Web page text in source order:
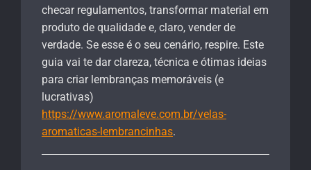
checar regulamentos, transformar material em
produto de qualidade e, claro, vender de
verdade. Se esse é o seu cenário, respire. Este
guia vai te dar clareza, técnica e ótimas ideias
para criar lembranças memoráveis (e
lucrativas)
https://www.aromaleve.com.br/velas-
aromaticas-lembrancinhas.